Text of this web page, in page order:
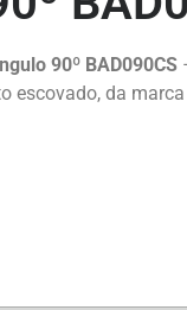
90º BAD090CS
escovado, da marca